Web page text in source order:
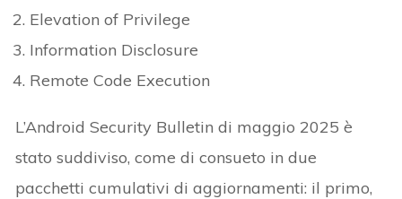
Elevation of Privilege
Information Disclosure
Remote Code Execution
L’Android Security Bulletin di maggio 2025 è
stato suddiviso, come di consueto in due
pacchetti cumulativi di aggiornamenti: il primo,